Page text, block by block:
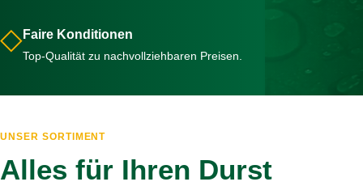
◇Faire Konditionen
Top-Qualität zu nachvollziehbaren Preisen.
UNSER SORTIMENT
Alles für Ihren Durst